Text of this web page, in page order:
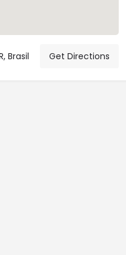
Brasil Get Directions